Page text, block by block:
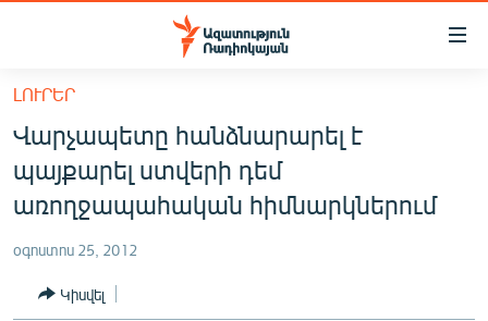
Մատչելիության
հիմնական
բովանդակությանը
հիմնական
մենյուին
ՀԱՅԱՍՏԱՆ
ՔԱՂԱՔԱԿԱՆ
ՀԱՍԱՐԱԿՈՒԹՅՈՒՆ
ԼՈՒՐԵՐ
Վարչապետը հանձնարարել է
պայքարել ստվերի դեմ
առողջապահական հիմնարկներում
օգոստոս 25, 2012
Կիսվել